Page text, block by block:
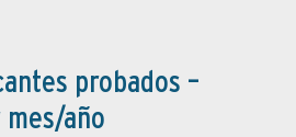
probados –
año